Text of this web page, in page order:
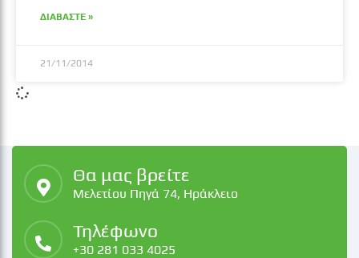
ΔΙΑΒΑΣΤΕ »
21/11/2014
Θα μας βρείτε
Μελετίου Πηγά 74, Ηράκλειο
Τηλέφωνο
+30 281 033 4025